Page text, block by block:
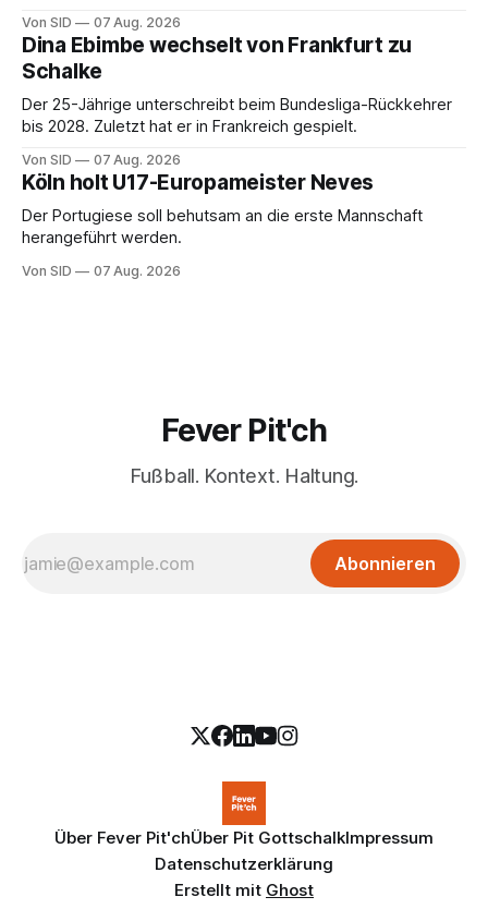
Von SID 07 Aug. 2026
Dina Ebimbe wechselt von Frankfurt zu
Schalke
Der 25-Jährige unterschreibt beim Bundesliga-Rückkehrer
bis 2028. Zuletzt hat er in Frankreich gespielt.
Von SID 07 Aug. 2026
Köln holt U17-Europameister Neves
Der Portugiese soll behutsam an die erste Mannschaft
herangeführt werden.
Von SID 07 Aug. 2026
Fever Pit'ch
Fußball. Kontext. Haltung.
Abonnieren
Über Fever Pit'chÜber Pit GottschalkImpressum
Datenschutzerklärung
Erstellt mit Ghost